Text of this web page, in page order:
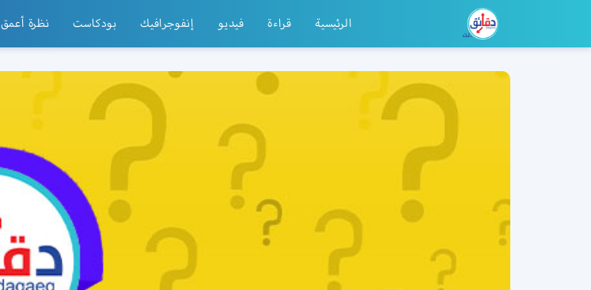
الرئيسية قراءة فيديو إنفوجرافيك بودكاست نظرة أعمق